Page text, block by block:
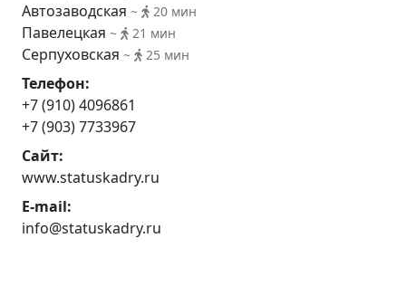
Автозаводская ~ 20 мин
Павелецкая ~ 21 мин
Серпуховская ~ 25 мин
Телефон:
+7 (910) 4096861
+7 (903) 7733967
Сайт:
www.statuskadry.ru
E-mail:
info@statuskadry.ru